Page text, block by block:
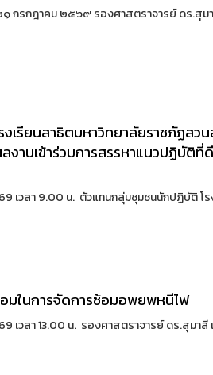
กรกฎาคม ๒๕๖๙ รองศาสตราจารย์ ดร.สุม
รียนสาธิตมหาวิทยาลัยราชภัฏสวน
งานเข้าร่วมการสรรหาแนวปฏิบัติที่
เวลา 9.00 น. ตัวแทนกลุ่มชุมชนนักปฏิบัติ โร
มในการจัดการซ้อมอพยพหนีไฟ
เวลา 13.00 น. รองศาสตราจารย์ ดร.สุมาลี